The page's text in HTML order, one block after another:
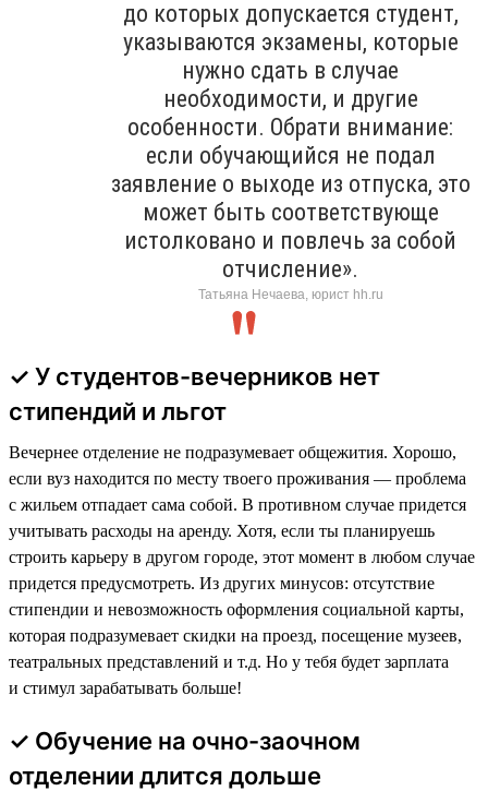
до которых допускается студент,
указываются экзамены, которые
нужно сдать в случае
необходимости, и другие
особенности. Обрати внимание:
если обучающийся не подал
заявление о выходе из отпуска, это
может быть соответствующе
истолковано и повлечь за собой
отчисление».
Татьяна Нечаева, юрист hh.ru
✓ У студентов-вечерников нет
стипендий и льгот
Вечернее отделение не подразумевает общежития. Хорошо,
если вуз находится по месту твоего проживания — проблема
с жильем отпадает сама собой. В противном случае придется
учитывать расходы на аренду. Хотя, если ты планируешь
строить карьеру в другом городе, этот момент в любом случае
придется предусмотреть. Из других минусов: отсутствие
стипендии и невозможность оформления социальной карты,
которая подразумевает скидки на проезд, посещение музеев,
театральных представлений и т.д. Но у тебя будет зарплата
и стимул зарабатывать больше!
✓ Обучение на очно-заочном
отделении длится дольше